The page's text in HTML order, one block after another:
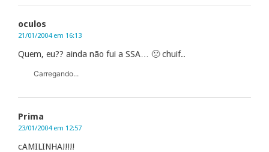
oculos
21/01/2004 em 16:13
Quem, eu?? ainda não fui a SSA… 🙁 chuif..
Carregando...
Prima
23/01/2004 em 12:57
cAMILINHA!!!!!